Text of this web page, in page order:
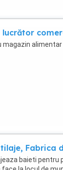
lucrător
Fabrica
baieti pentru